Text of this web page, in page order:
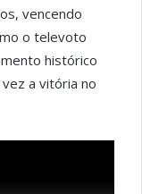
vencendo
o televoto
histórico
a vitória no